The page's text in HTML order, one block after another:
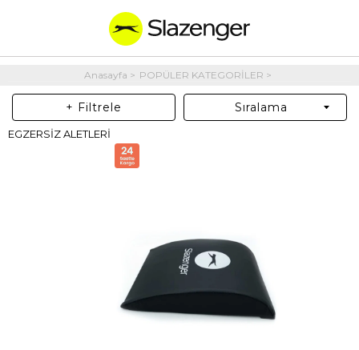
Anasayfa POPÜLER KATEGORİLER
+ Filtrele Sıralama
EGZERSİZ ALETLERİ